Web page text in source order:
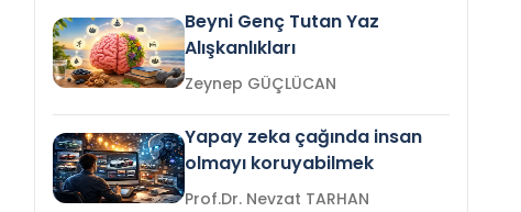
Beyni Genç Tutan Yaz
Alışkanlıkları
Zeynep GÜÇLÜCAN
Yapay zeka çağında insan
olmayı koruyabilmek
Prof.Dr. Nevzat TARHAN